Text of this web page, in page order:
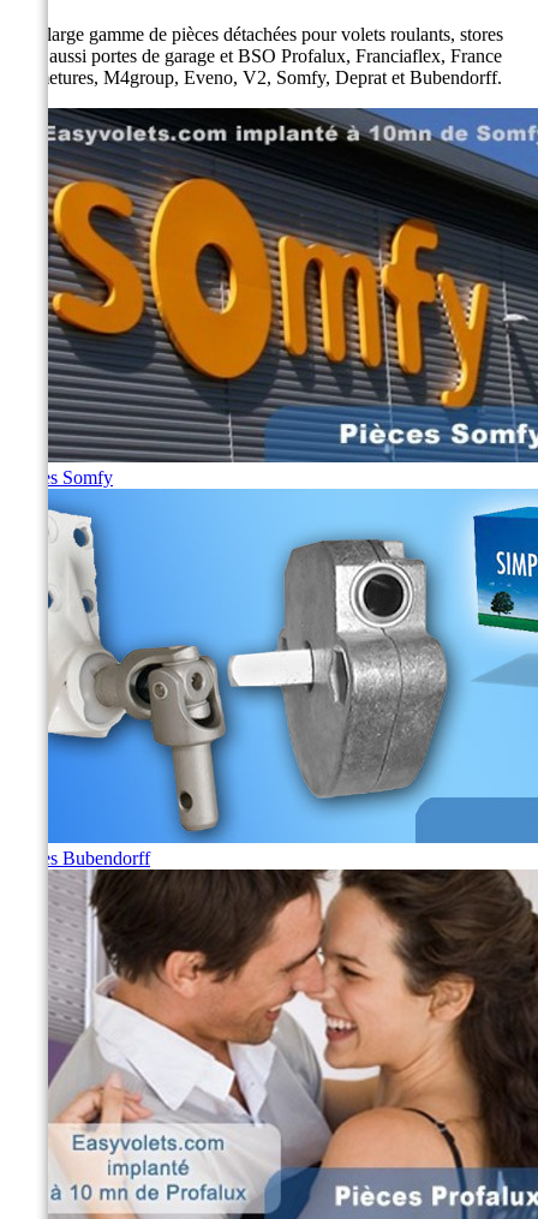
Une large gamme de pièces détachées pour volets roulants, stores
mais aussi portes de garage et BSO Profalux, Franciaflex, France
Fermetures, M4group, Eveno, V2, Somfy, Deprat et Bubendorff.
Pièces Somfy
Pièces Bubendorff